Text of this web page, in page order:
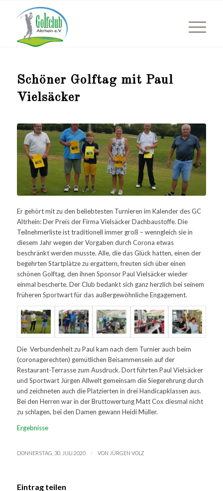
Schöner Golftag mit Paul
Vielsäcker
Er gehört mit zu den beliebtesten Turnieren im Kalender des GC
Altrhein: Der Preis der Firma Vielsäcker Dachbaustoffe. Die
Teilnehmerliste ist traditionell immer groß – wenngleich sie in
diesem Jahr wegen der Vorgaben durch Corona etwas
beschränkt werden musste. Alle, die das Glück hatten, einen der
begehrten Startplätze zu ergattern, freuten sich über einen
schönen Golftag, den ihnen Sponsor Paul Vielsäcker wieder
einmal bescherte. Der Club bedankt sich ganz herzlich bei seinem
früheren Sportwart für das außergewöhnliche Engagement.
Die Verbundenheit zu Paul kam nach dem Turnier auch beim
(coronagerechten) gemütlichen Beisammensein auf der
Restaurant-Terrasse zum Ausdruck. Dort führten Paul Vielsäcker
und Sportwart Jürgen Allwelt gemeinsam die Siegerehrung durch
und zeichneten auch die Platzierten in drei Handicapklassen aus.
Bei den Herren war in der Bruttowertung Matt Cox diesmal nicht
zu schlagen, bei den Damen gewann Heidi Müller.
Ergebnisse
DONNERSTAG, 30. JULI 2020 / VON JÜRGEN VOLZ
Eintrag teilen